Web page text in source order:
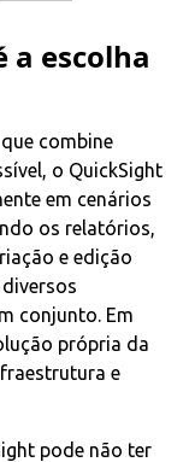
a escolha
combine
o QuickSight
em cenários
os relatórios,
e edição
conjunto. Em
própria da
e
pode não ter